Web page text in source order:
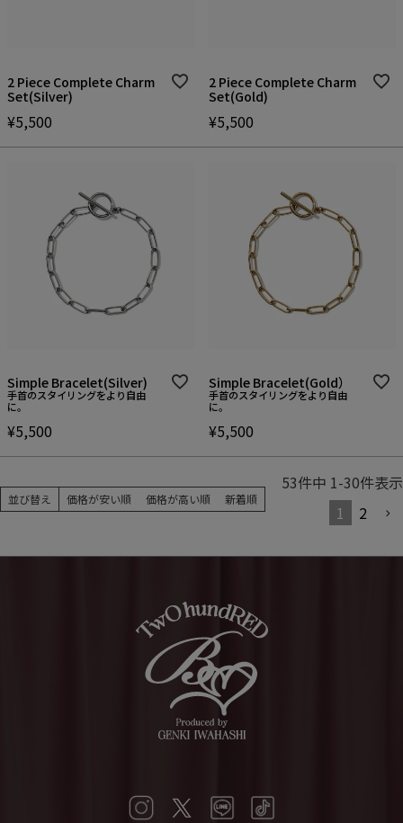
2 Piece Complete Charm
Set(Silver)
¥5,500
2 Piece Complete Charm
Set(Gold)
¥5,500
手首のスタイリングをより自由
に。
Simple Bracelet(Silver)
¥5,500
手首のスタイリングをより自由
に。
Simple Bracelet(Gold）
¥5,500
並び替え 価格が安い順 価格が高い順 新着順
53件中 1-30件表示
1
2